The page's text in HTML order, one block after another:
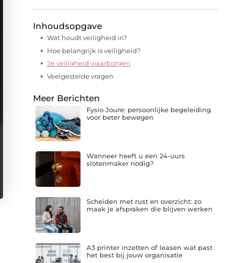
Inhoudsopgave
Wat houdt veiligheid in?
Hoe belangrijk is veiligheid?
Je veiligheid waarborgen
Veelgestelde vragen
Meer Berichten
Fysio Joure: persoonlijke begeleiding
voor beter bewegen
Wanneer heeft u een 24-uurs
slotenmaker nodig?
Scheiden met rust en overzicht: zo
maak je afspraken die blijven werken
A3 printer inzetten of leasen wat past
het best bij jouw organisatie